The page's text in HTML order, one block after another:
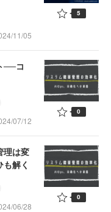
11/05
5
──コ
07/12
0
理は変
解く
06/28
0